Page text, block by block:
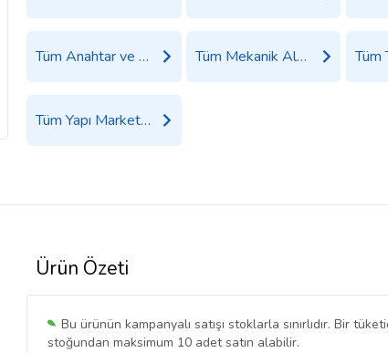
Tüm Anahtar ve İngiliz Anahtarı Ürünleri Tüm Mekanik Alet Edevat Ürünleri
Tüm Yapı Market Ürünleri
Ürün Özeti
Bu ürünün kampanyalı satışı stoklarla sınırlıdır. Bir
stoğundan maksimum 10 adet satın alabilir.